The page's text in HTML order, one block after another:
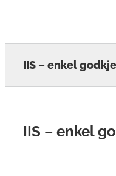
IIS – enkel
IIS – enkel